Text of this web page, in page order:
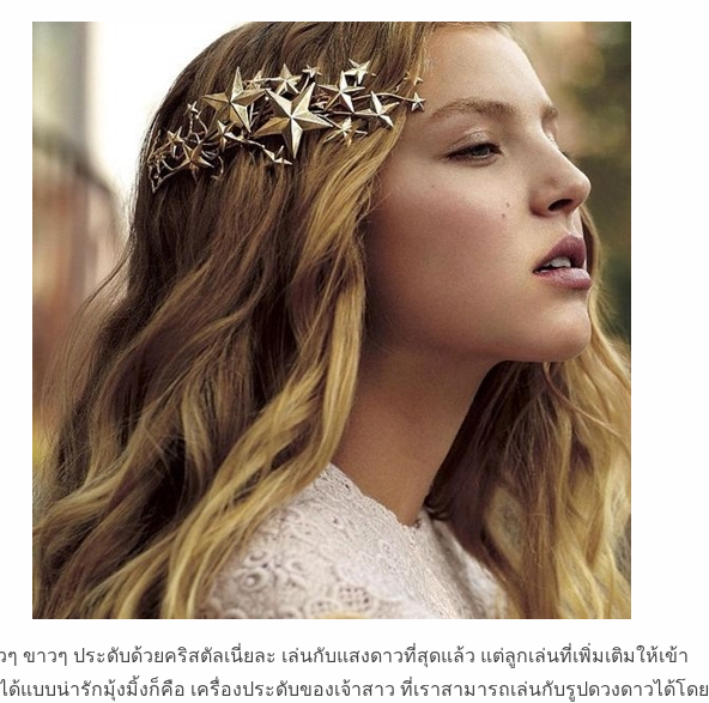
ๆ ขาวๆ ประดับด้วยคริสตัลเนี่ยละ เล่นกับแสงดาวที่สุดแล้ว แต่ลูกเล่นที่เพิ่มเติมให้เข้า
ด้แบบน่ารักมุ้งมิ้งก็คือ เครื่องประดับของเจ้าสาว ที่เราสามารถเล่นกับรูปดวงดาวได้โดย